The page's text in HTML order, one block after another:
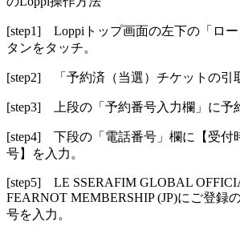
[step1] Loppiトップ画面の左下の「ロ
タンをタッチ。
[step2] 「予約済（当選）チケットの引
[step3] 上段の「予約番号入力欄」に予
[step4] 下段の「電話番号」欄に【受付
号】を入力。
[step5] LE SSERAFIM GLOBAL
FEARNOT MEMBERSHIP (JP)にご登録
号を入力。